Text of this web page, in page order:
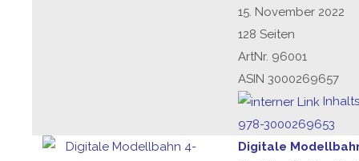
15. November 2022
128 Seiten
ArtNr. 96001
ASIN 3000269657
978-3000269653
Digitale